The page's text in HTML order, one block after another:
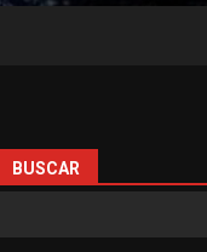
BUSCAR